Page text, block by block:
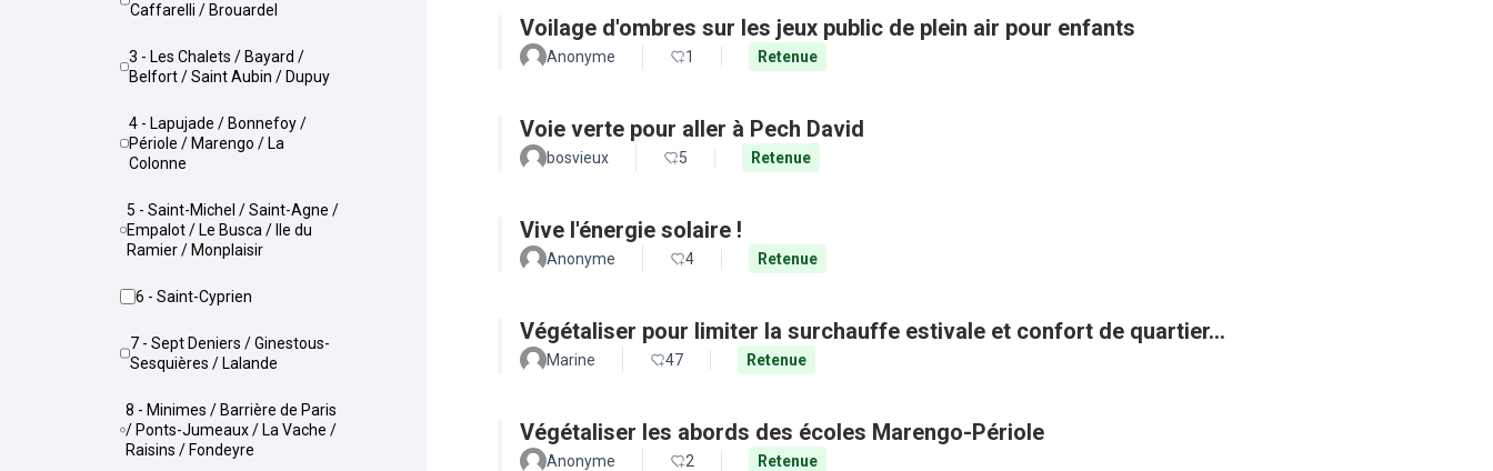
Caffarelli / Brouardel
3 - Les Chalets / Bayard /
Belfort / Saint Aubin / Dupuy
4 - Lapujade / Bonnefoy /
Périole / Marengo / La
Colonne
5 - Saint-Michel / Saint-Agne /
Empalot / Le Busca / Ile du
Ramier / Monplaisir
6 - Saint-Cyprien
7 - Sept Deniers / Ginestous-
Sesquières / Lalande
8 - Minimes / Barrière de Paris
/ Ponts-Jumeaux / La Vache /
Raisins / Fondeyre
Voilage d'ombres sur les jeux public de plein air pour enfants
Anonyme 1 Retenue
Voie verte pour aller à Pech David
bosvieux 5 Retenue
Vive l'énergie solaire !
Anonyme 4 Retenue
Végétaliser pour limiter la surchauffe estivale et confort de quartier...
Marine 47 Retenue
Végétaliser les abords des écoles Marengo-Périole
Anonyme 2 Retenue